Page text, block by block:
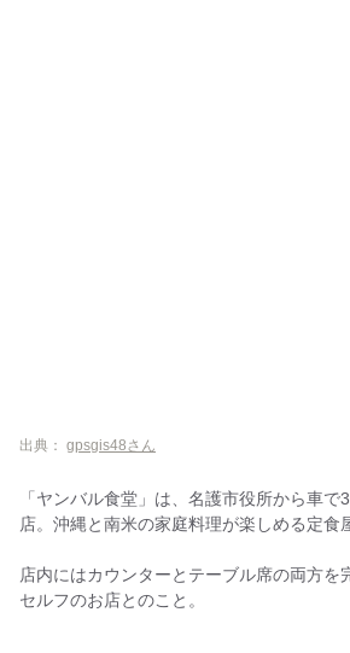
出典： gpsgis48さん
「ヤンバル食堂」は、名護市役所から車
店。沖縄と南米の家庭料理が楽しめる定食
店内にはカウンターとテーブル席の両方を
セルフのお店とのこと。